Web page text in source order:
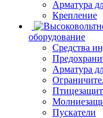
Арматура
Крепление
оборудование
Средства
Арматура
Пускатели